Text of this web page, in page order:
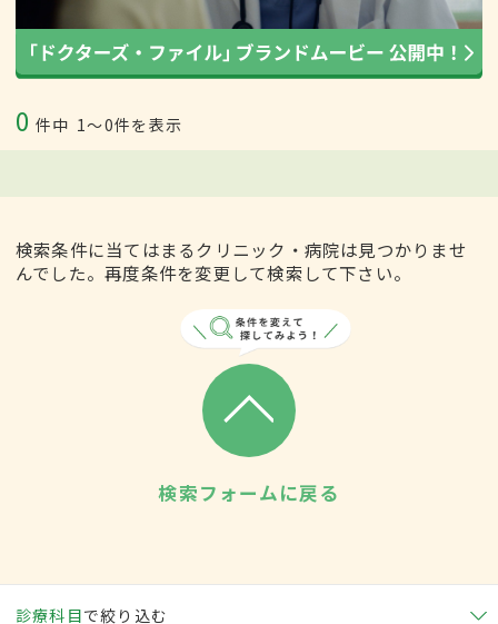
0 件中 1〜0件を表示
検索条件に当てはまるクリニック・病院は見つかりませ
んでした。再度条件を変更して検索して下さい。
検索フォームに戻る
診療科目で絞り込む